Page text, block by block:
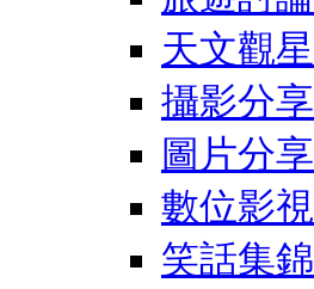
天文觀星
攝影分享
圖片分享
數位影視
笑話集錦